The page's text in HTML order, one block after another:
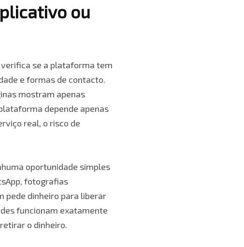
ou
verifica se a plataforma tem
e formas de contacto.
mostram apenas
depende apenas
real, o risco de
oportunidade simples
fotografias
pede dinheiro para liberar
funcionam exatamente
o dinheiro.